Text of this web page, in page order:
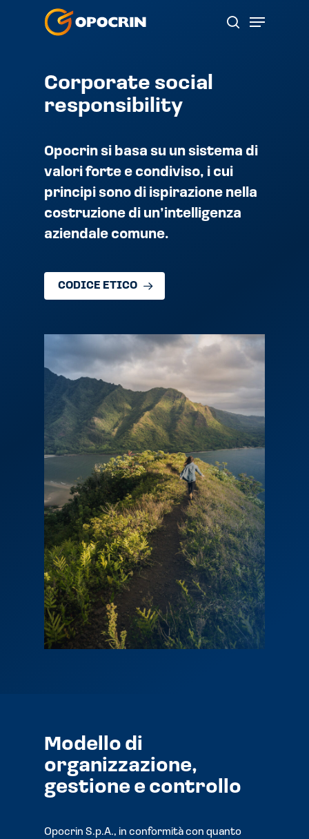
search
Menu
Corporate social
responsibility
Opocrin si basa su un sistema di
valori forte e condiviso, i cui
principi sono di ispirazione nella
costruzione di un’intelligenza
aziendale comune.
CODICE ETICO
Modello di
organizzazione,
gestione e controllo
Opocrin S.p.A., in conformità con quanto